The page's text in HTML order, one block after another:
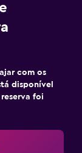
com os
disponível
foi